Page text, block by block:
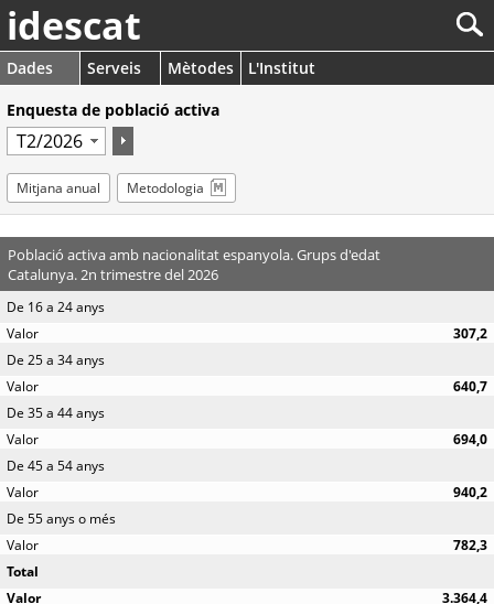
idescat
Dades Serveis Mètodes
L'Institut
Enquesta de població activa
Mitjana anual Metodologia
Població activa amb nacionalitat espanyola. Grups d'edat
Catalunya. 2n trimestre del 2026
De 16 a 24 anys
307,2
De 25 a 34 anys
640,7
De 35 a 44 anys
694,0
De 45 a 54 anys
940,2
De 55 anys o més
782,3
Total
3.364,4